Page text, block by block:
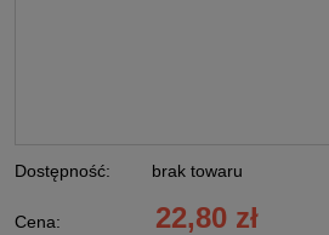
Dostępność: brak towaru
Cena: 22,80 zł